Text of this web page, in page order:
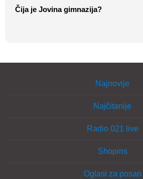
Čija je Jovina gimnazija?
Najnovije
Najčitanije
Radio 021 live
Shopins
Oglasi za posao